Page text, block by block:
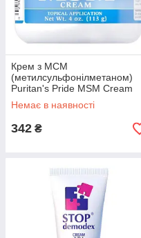
Крем з МСМ
(метилсульфонілметаном)
Puritan's Pride MSM Cream
113 g
Немає в наявності
342 ₴